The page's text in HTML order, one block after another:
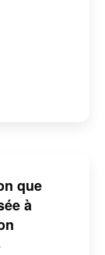
que
à